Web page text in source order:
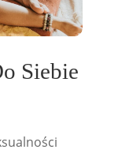
Siebie